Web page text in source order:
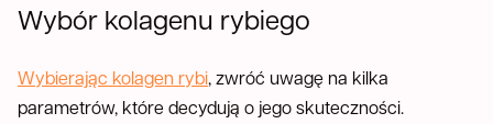
Wybór kolagenu rybiego
Wybierając kolagen rybi, zwróć uwagę na kilka
parametrów, które decydują o jego skuteczności.